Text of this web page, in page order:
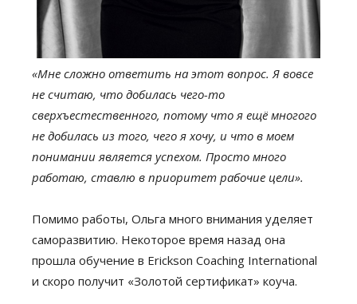
«Мне сложно ответить на этот вопрос. Я вовсе
не считаю, что добилась чего-то
сверхъестественного, потому что я ещё многого
не добилась из того, чего я хочу, и что в моем
понимании является успехом. Просто много
работаю, ставлю в приоритет рабочие цели».
Помимо работы, Ольга много внимания уделяет
саморазвитию. Некоторое время назад она
прошла обучение в Erickson Coaching International
и скоро получит «Золотой сертификат» коуча.